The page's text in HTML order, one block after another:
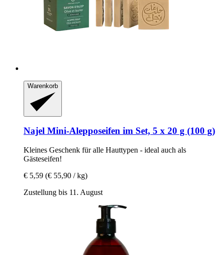
Warenkorb
Najel Mini-​Alepposeifen im Set, 5 x 20 g (100 g)
Kleines Geschenk für alle Hauttypen -​ ideal auch als
Gästeseifen!
€ 5,59 (€ 55,90 / kg)
Zustellung bis 11. August